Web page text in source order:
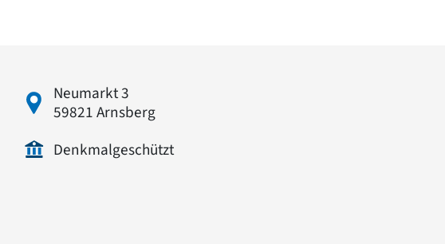
Neumarkt 3
59821 Arnsberg
Denkmalgeschützt